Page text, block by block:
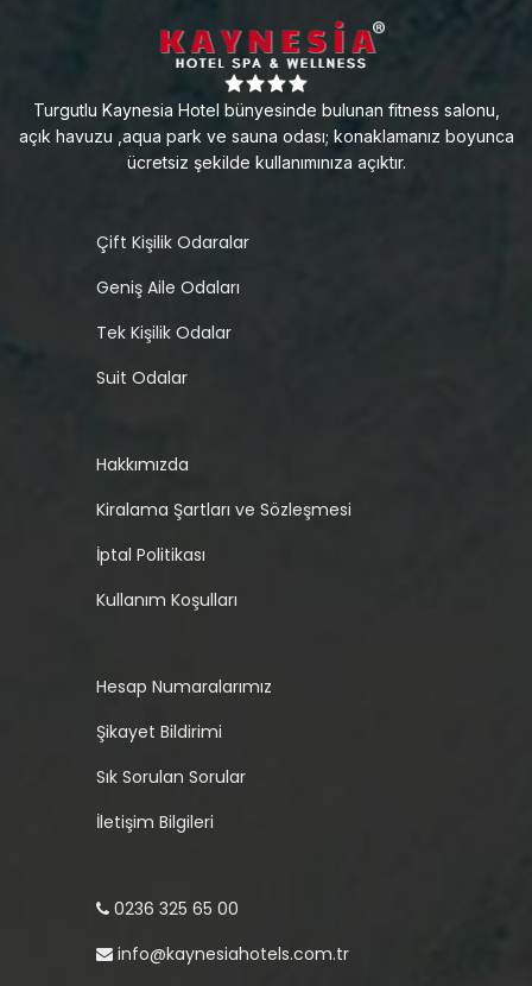
Turgutlu Kaynesia Hotel bünyesinde bulunan fitness salonu,
açık havuzu ,aqua park ve sauna odası; konaklamanız boyunca
ücretsiz şekilde kullanımınıza açıktır.
Çift Kişilik Odaralar
Geniş Aile Odaları
Tek Kişilik Odalar
Suit Odalar
Hakkımızda
Kiralama Şartları ve Sözleşmesi
İptal Politikası
Kullanım Koşulları
Hesap Numaralarımız
Şikayet Bildirimi
Sık Sorulan Sorular
İletişim Bilgileri
0236 325 65 00
info@kaynesiahotels.com.tr